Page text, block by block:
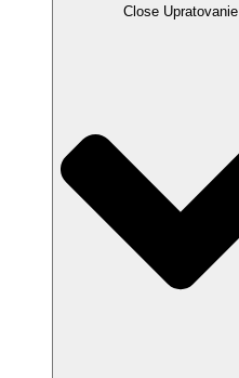
Close Upratovanie